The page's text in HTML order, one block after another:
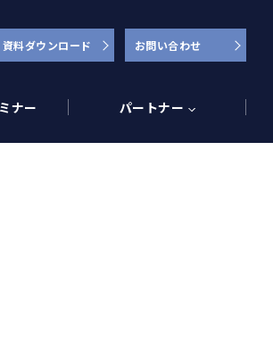
資料ダウンロード お問い合わせ
ナー パートナー